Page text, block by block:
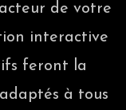
de votre
interactive
feront la
à tous